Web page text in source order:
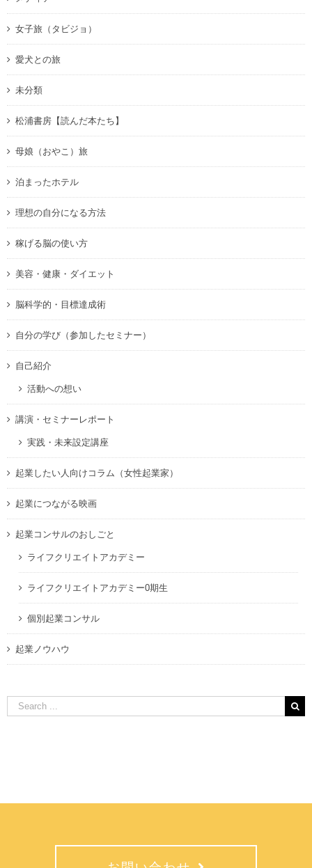
女子旅（タビジョ）
愛犬との旅
未分類
松浦書房【読んだ本たち】
母娘（おやこ）旅
泊まったホテル
理想の自分になる方法
稼げる脳の使い方
美容・健康・ダイエット
脳科学的・目標達成術
自分の学び（参加したセミナー）
自己紹介
活動への想い
講演・セミナーレポート
実践・未来設定講座
起業したい人向けコラム（女性起業家）
起業につながる映画
起業コンサルのおしごと
ライフクリエイトアカデミー
ライフクリエイトアカデミー0期生
個別起業コンサル
起業ノウハウ
Search
for: